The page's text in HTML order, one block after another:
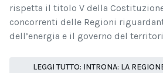
rispetta il titolo V della
concorrenti delle Regioni
dell’energia e il governo del
LEGGI TUTTO: INTRONA: LA